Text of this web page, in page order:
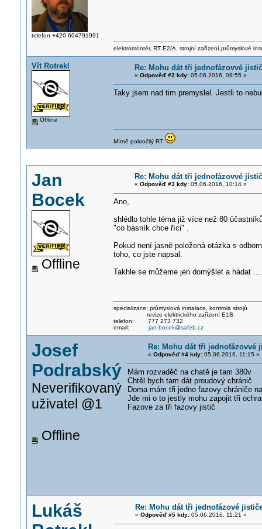
telefon +420 604791991
elektromontér, RT E2/A, strojní zařízení,průmyslové
Vít Rotrekl
Offline
Re: Mohu dát tři jednofázovvé
« Odpověď #2 kdy:05.06.2016, 09:55 »
Taky jsem nad tim premyslel. Jestli to
Mírně pokročilý RT
Jan
Bocek
Offline
Re: Mohu dát tři jednofázovvé
« Odpověď #3 kdy:05.06.2016, 10:14 »
Ano,
shlédlo tohle téma již více než 80
"co básník chce říci" .
Pokud není jasně položená otázka s
toho, co jste napsal.
Takhle se můžeme jen domýšlet a hádat
specializace: průmyslová instalace, kontrola strojů
revize elektrického zařízení E1B
telefon: 777 273 732
email: jan.bocek@safeb.cz
Josef
Podrabský
Neverifikovaný
uživatel @1
Offline
Re: Mohu dát tři jednofázovvé
« Odpověď #4 kdy:05.06.2016, 11:15 »
Mám rozvaděč na chatě je tam 380v
Chtěl bych tam dát proudový chránič
Doma mám tři jedno fazovy chrániče
Jde mi o to jestly mohu zapojit tři
Fazove za tři fazovy jistič
Lukáš
Re: Mohu dát tři jednofázové
« Odpověď #5 kdy:05.06.2016, 11:21 »